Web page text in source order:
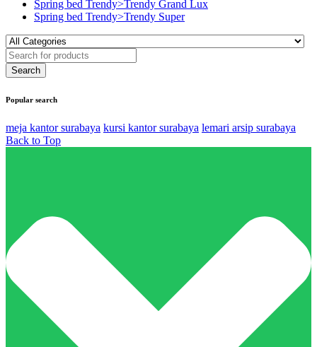
Spring bed Trendy>Trendy Grand Lux
Spring bed Trendy>Trendy Super
Popular search
meja kantor surabaya kursi kantor surabaya lemari arsip surabaya
Back to Top